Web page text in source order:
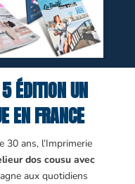
ÉDITION UN
EN FRANCE
30 ans, l’Imprimerie
dos cousu avec
aux quotidiens